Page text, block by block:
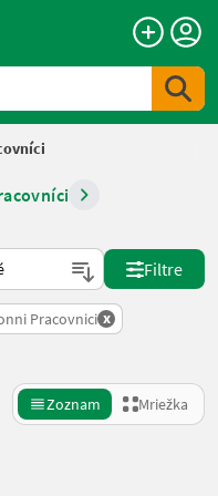
Filtre
Pracovnici x
Zoznam Mriežka